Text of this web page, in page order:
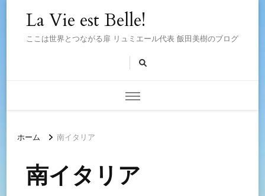
La Vie est Belle!
ここは世界とつながる扉 リュミエール代表 飯田美樹のブログ
ホーム 南イタリア
南イタリア